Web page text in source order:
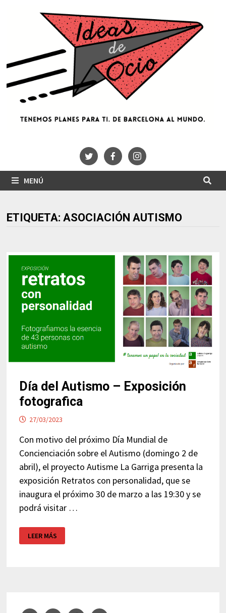
MENÚ
ETIQUETA: ASOCIACIÓN AUTISMO
Día del Autismo – Exposición
fotografica
27/03/2023
Con motivo del próximo Día Mundial de
Concienciación sobre el Autismo (domingo 2 de
abril), el proyecto Autisme La Garriga presenta la
exposición Retratos con personalidad, que se
inaugura el próximo 30 de marzo a las 19:30 y se
podrá visitar …
DEL
AUTISMO
LEER MÁS